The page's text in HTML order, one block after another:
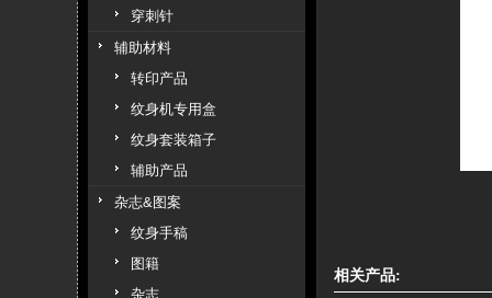
穿刺针
辅助材料
转印产品
纹身机专用盒
纹身套装箱子
辅助产品
杂志&图案
纹身手稿
图籍
杂志
相关产品: